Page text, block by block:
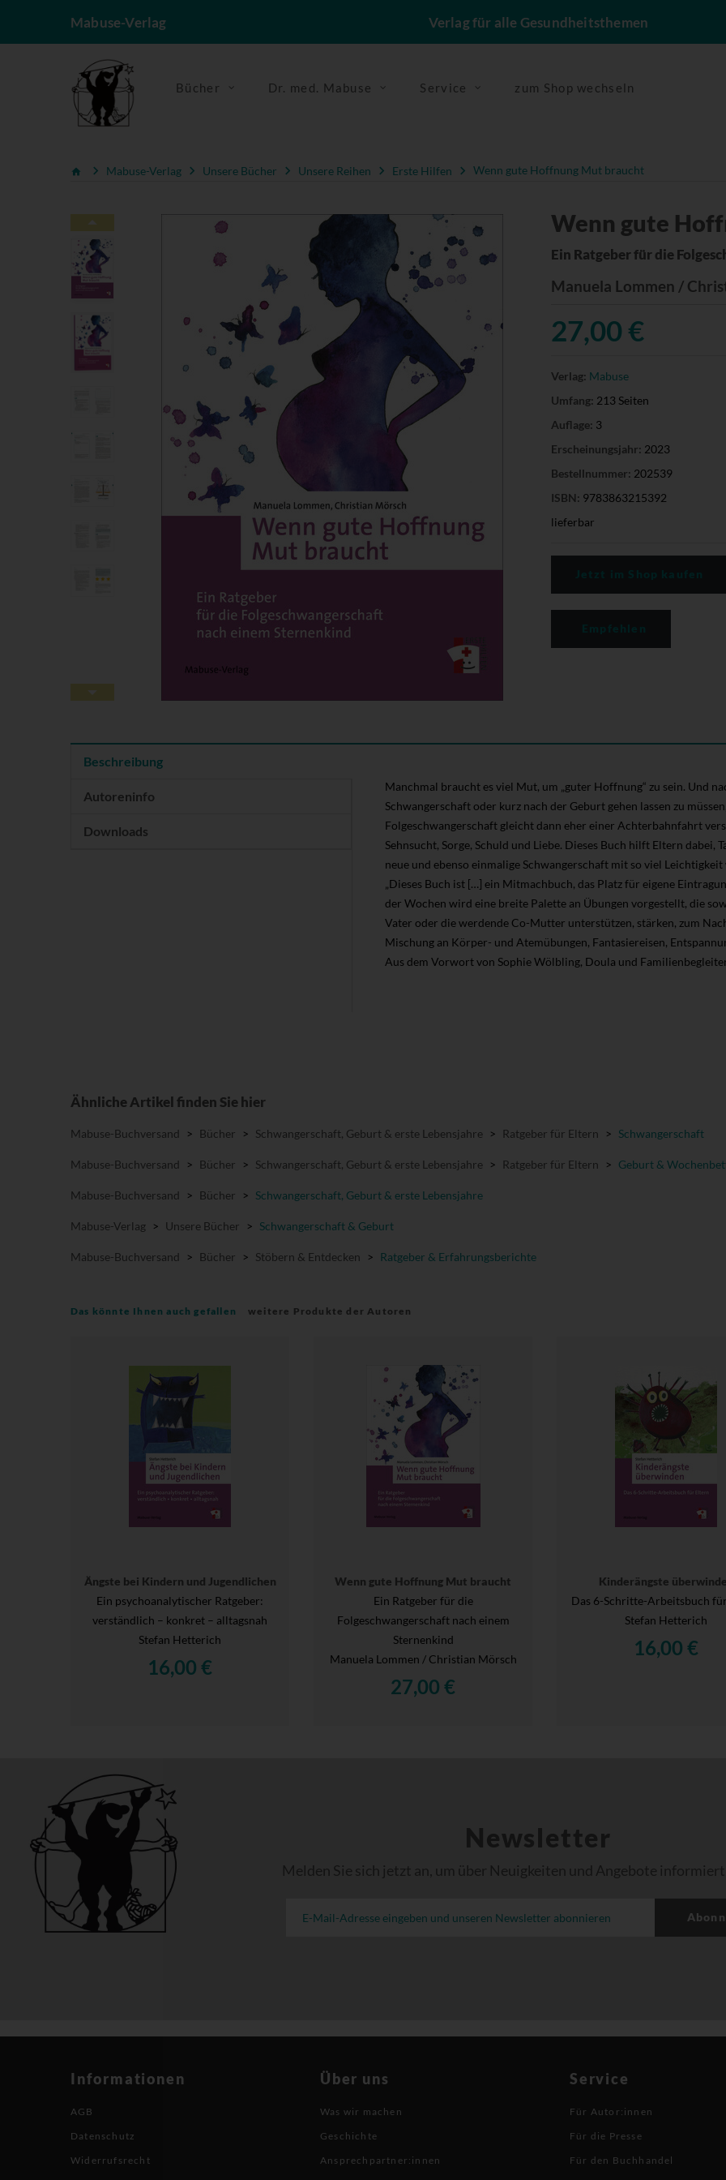
Mabuse-Verlag Verlag für alle Gesundheitsthemen
Bücher Dr. med. Mabuse Service zum Shop wechseln
Mabuse-Verlag Unsere Bücher Unsere Reihen Erste Hilfen Wenn gute Hoffnung Mut braucht
Wenn gute
Ein Ratgeber für die
Manuela Lommen /
27,00 €
Verlag: Mabuse
Umfang: 213 Seiten
Auflage: 3
Erscheinungsjahr: 2023
Bestellnummer: 202539
ISBN: 9783863215392
lieferbar
Beschreibung
Autoreninfo
Downloads
Manchmal braucht es viel Mut, um „guter Hoffnung“ zu sein. Und
Schwangerschaft oder kurz nach der Geburt gehen lassen zu
Folgeschwangerschaft gleicht dann eher einer Achterbahnfahrt
Sehnsucht, Sorge, Schuld und Liebe. Dieses Buch hilft Eltern dabei,
neue und ebenso einmalige Schwangerschaft mit so viel
„Dieses Buch ist […] ein Mitmachbuch, das Platz für eigene
der Wochen wird eine breite Palette an Übungen vorgestellt, die
Vater oder die werdende Co-Mutter unterstützen, stärken, zum
Mischung an Körper- und Atemübungen, Fantasiereisen,
Aus dem Vorwort von Sophie Wölbling, Doula und
Ähnliche Artikel finden Sie hier
Mabuse-Buchversand > Bücher > Schwangerschaft, Geburt & erste Lebensjahre > Ratgeber für Eltern > Schwangerschaft
Mabuse-Buchversand > Bücher > Schwangerschaft, Geburt & erste Lebensjahre > Ratgeber für Eltern > Geburt &
Mabuse-Buchversand > Bücher > Schwangerschaft, Geburt & erste Lebensjahre
Mabuse-Verlag > Unsere Bücher > Schwangerschaft & Geburt
Mabuse-Buchversand > Bücher > Stöbern & Entdecken > Ratgeber & Erfahrungsberichte
Das könnte Ihnen auch gefallen weitere Produkte der Autoren
Ängste bei Kindern und Jugendlichen
Ein psychoanalytischer Ratgeber:
verständlich – konkret – alltagsnah
Stefan Hetterich
16,00 €
Wenn gute Hoffnung Mut braucht
Ein Ratgeber für die
Folgeschwangerschaft nach einem
Sternenkind
Manuela Lommen / Christian Mörsch
27,00 €
Kinderängste
Das 6-Schritte-Arbeitsbuch
Stefan Hetterich
16,00 €
Newsletter
Melden Sie sich jetzt an, um über Neuigkeiten und Angebote
Informationen
AGB
Datenschutz
Widerrufsrecht
Über uns
Was wir machen
Geschichte
Ansprechpartner:innen
Service
Für Autor:innen
Für die Presse
Für den Buchhandel